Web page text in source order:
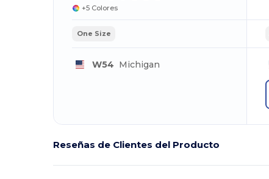
+5 Colores
One Size
W54 Michigan
Reseñas de Clientes del Producto